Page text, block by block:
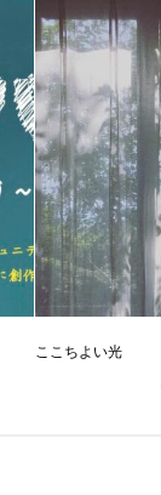
ここちよい光